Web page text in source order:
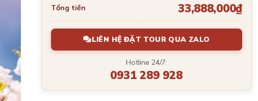
Tổng tiền 33,888,000₫
LIÊN HỆ ĐẶT TOUR QUA ZALO
Hotline 24/7:
0931 289 928